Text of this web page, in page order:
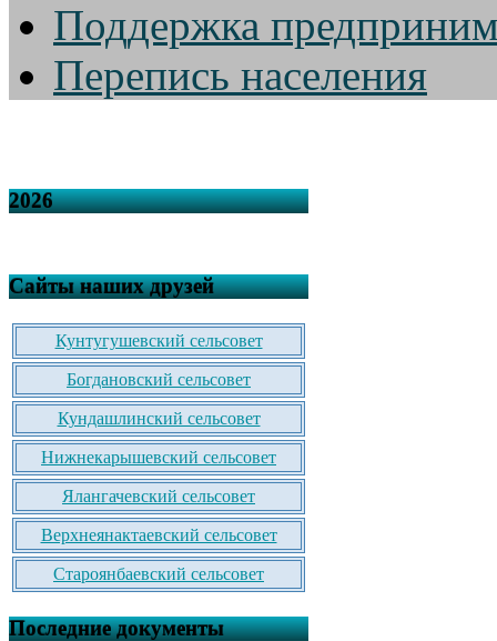
Поддержка
Перепись населения
2026
Сайты наших друзей
Кунтугушевский сельсовет
Богдановский сельсовет
Кундашлинский сельсовет
Нижнекарышевский сельсовет
Ялангачевский сельсовет
Верхнеянактаевский сельсовет
Староянбаевский сельсовет
Последние документы